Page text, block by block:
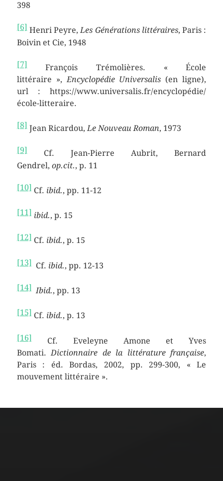
398
[6]Henri Peyre,Les Générations littéraires, Paris :
Boivin et Cie, 1948
[7]François Trémolières. « École
littéraire »,Encyclopédie Universalis (en ligne),
url : https://www.universalis.fr/encyclopédie/
école-litteraire.
[8]Jean Ricardou,Le Nouveau Roman, 1973
[9]Cf. Jean-Pierre Aubrit, Bernard
Gendrel, op.cit., p. 11
[10]Cf. ibid., pp. 11-12
[11] ibid., p. 15
[12]Cf. ibid., p. 15
[13]Cf. ibid., pp. 12-13
[14] Ibid., pp. 13
[15]Cf. ibid., p. 13
[16]Cf. Eveleyne Amone et Yves
Bomati.Dictionnaire de la littérature française,
Paris : éd. Bordas, 2002, pp. 299-300, « Le
mouvement littéraire ».